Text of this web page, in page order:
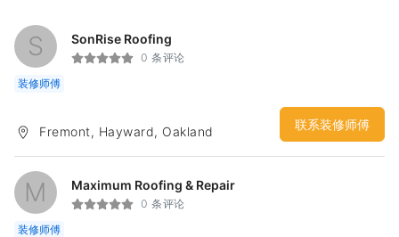
S SonRise Roofing
0 条评论
装修师傅
Fremont, Hayward, Oakland 联系装修师傅
M Maximum Roofing & Repair
0 条评论
装修师傅